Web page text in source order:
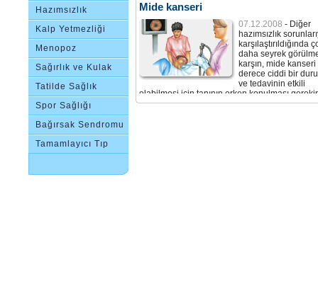
Hazımsızlık
Kalp Yetmezliği
Menopoz
Sağırlık ve Kulak
Çınlaması
Tatilde Sağlık
Spor Sağlığı
Bağırsak Sendromu
Tamamlayıcı Tıp
Mide kanseri
07.12.2008 - Diğer
hazımsızlık
karşılaştırıldığında
daha seyrek
karşın, mide
derece ciddi bir
ve tedavinin etkili
olabilmesi için tanının erken konulması
kanser mideyi kaplayan salgı hücrelerinde